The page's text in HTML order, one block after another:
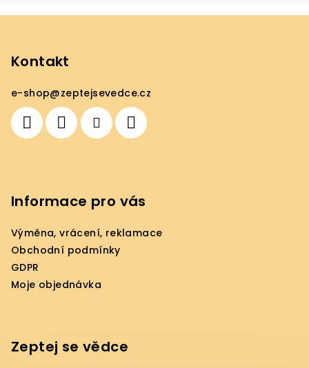
Kontakt
e-shop@zeptejsevedce.cz
Informace pro vás
Výměna, vrácení, reklamace
Obchodní podmínky
GDPR
Moje objednávka
Zeptej se vědce